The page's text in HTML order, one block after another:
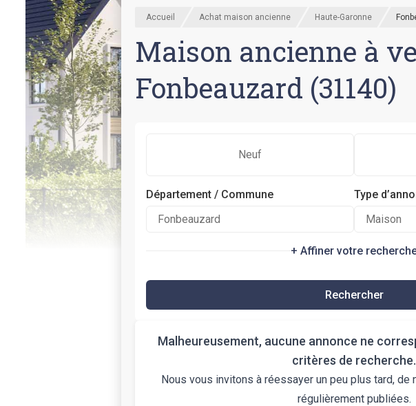
Accueil Achat maison ancienne Haute-Garonne
Maison ancienne à
Fonbeauzard (31140)
Neuf
Département / Commune
Type
Maison
+ Affiner votre
Rechercher
Malheureusement, aucune annonce ne
critères de recherche.
Nous vous invitons à réessayer un peu plus tard,
régulièrement publiées.